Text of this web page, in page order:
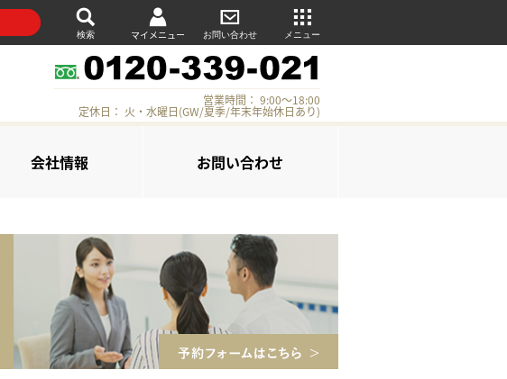
検索 マイメニュー お問い合わせ メニュー
営業時間： 9:00～18:00
定休日： 火・水曜日(GW/夏季/年末年始休日あり)
会社情報 お問い合わせ